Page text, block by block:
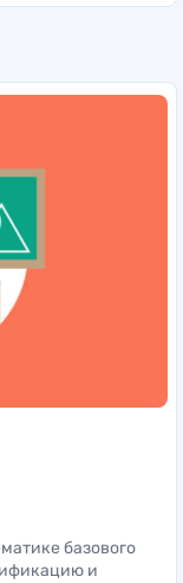
базового
и